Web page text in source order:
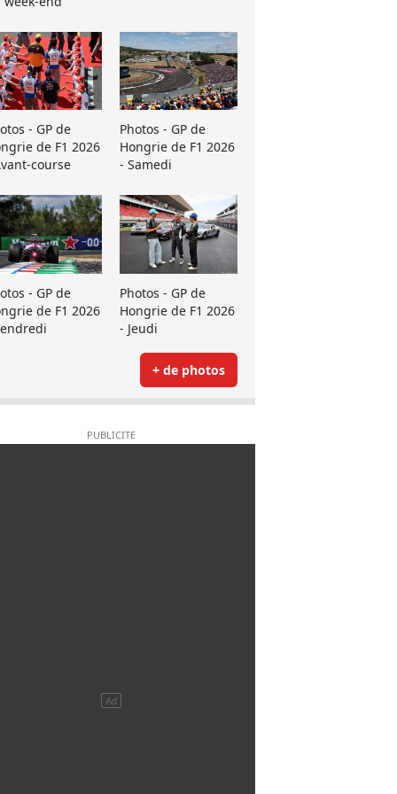
- GP de
de F1 2026
course
Photos - GP de
Hongrie de F1 2026
- Samedi
- GP de
de F1 2026
Photos - GP de
Hongrie de F1 2026
- Jeudi
+ de photos